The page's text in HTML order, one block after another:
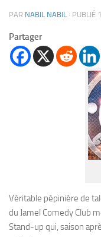
PAR NABIL NABIL · PUBLIÉ
Partager
Véritable pépinière de
du Jamel Comedy Club
Stand-up qui, saison